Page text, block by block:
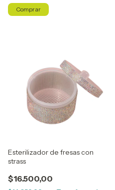
Esterilizador de fresas con
strass
$16.500,00